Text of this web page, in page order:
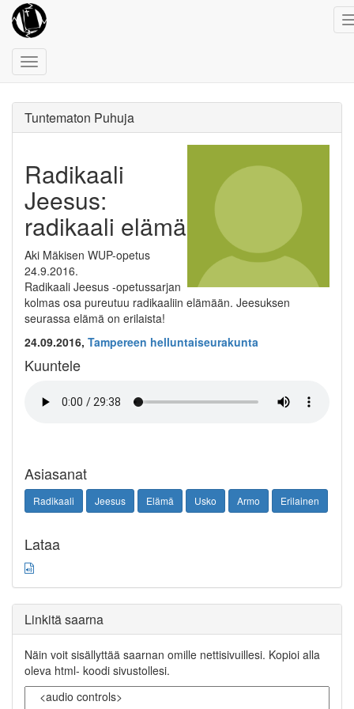
Toggle
navigation
Tuntematon Puhuja
Radikaali
Jeesus:
radikaali elämä
Aki Mäkisen WUP-opetus
24.9.2016.
Radikaali Jeesus -opetussarjan
kolmas osa pureutuu radikaaliin elämään. Jeesuksen
seurassa elämä on erilaista!
24.09.2016, Tampereen helluntaiseurakunta
Kuuntele
Asiasanat
Radikaali Jeesus Elämä Usko Armo Erilainen
Lataa
Linkitä saarna
Näin voit sisällyttää saarnan omille nettisivuillesi. Kopioi alla
oleva html- koodi sivustollesi.